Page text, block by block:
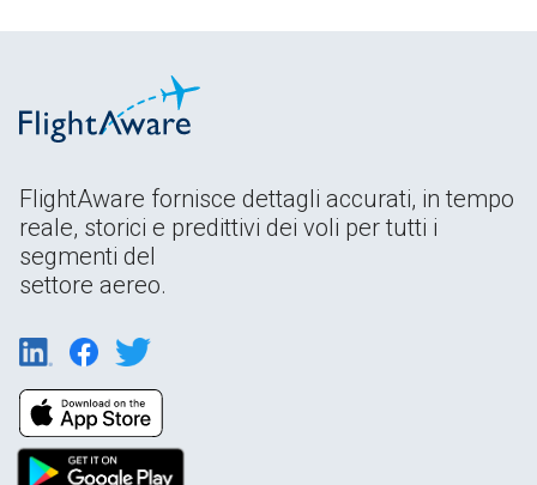
FlightAware fornisce dettagli accurati, in tempo
reale, storici e predittivi dei voli per tutti i
segmenti del
settore aereo.